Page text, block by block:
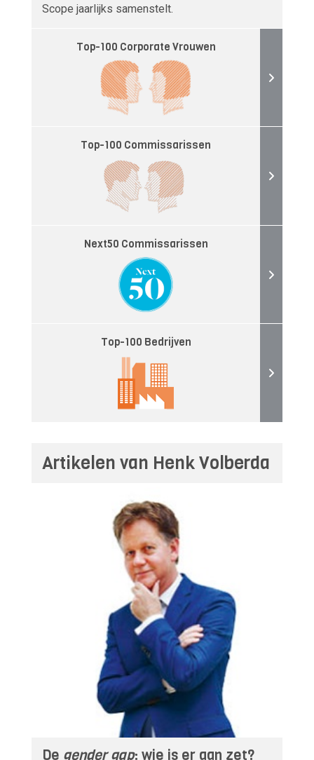
Scope jaarlijks samenstelt.
Top-100 Corporate Vrouwen
Top-100 Commissarissen
Next50 Commissarissen
Top-100 Bedrijven
Artikelen van Henk Volberda
De gender gap: wie is er aan zet?